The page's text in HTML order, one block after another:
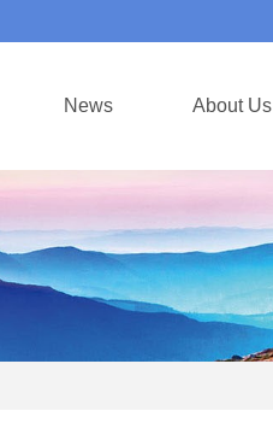
News About Us